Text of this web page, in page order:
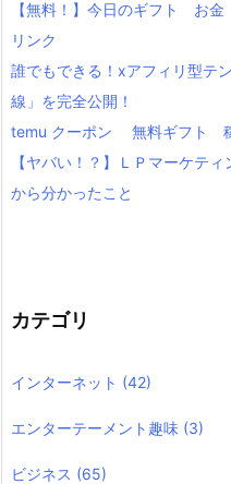
【無料！】今日のギフト
リンク
誰でもできる！xアフィリ型テ
線」を完全公開！
temu クーポン 無料ギフト
【ヤバい！？】ＬＰマーケ
から分かったこと
カテゴリ
インターネット (42)
エンターテーメント趣味 (3)
ビジネス (65)